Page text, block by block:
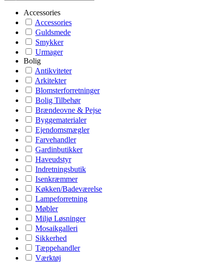
Accessories
Accessories
Guldsmede
Smykker
Urmager
Bolig
Antikviteter
Arkitekter
Blomsterforretninger
Bolig Tilbehør
Brændeovne & Pejse
Byggematerialer
Ejendomsmægler
Farvehandler
Gardinbutikker
Haveudstyr
Indretningsbutik
Isenkræmmer
Køkken/Badeværelse
Lampeforretning
Møbler
Miljø Løsninger
Mosaikgalleri
Sikkerhed
Tæppehandler
Værktøj